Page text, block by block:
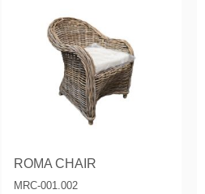
ROMA CHAIR
MRC-001.002